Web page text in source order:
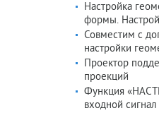
Настройка
формы.
Совместим с
настройки
Проектор
проекций
Функция
входной